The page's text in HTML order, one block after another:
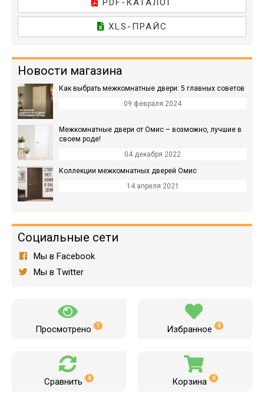
PDF-КАТАЛОГ
XLS-ПРАЙС
Новости магазина
Как выбрать межкомнатные двери: 5 главных советов
09 февраля 2024
Межкомнатные двери от Омис – возможно, лучшие в
своем роде!
04 декабря 2022
Коллекции межкомнатных дверей Омис
14 апреля 2021
Социальные сети
Мы в Facebook
Мы в Twitter
Просмотрено 1 Избранное 0
Сравнить 0 Корзина 0